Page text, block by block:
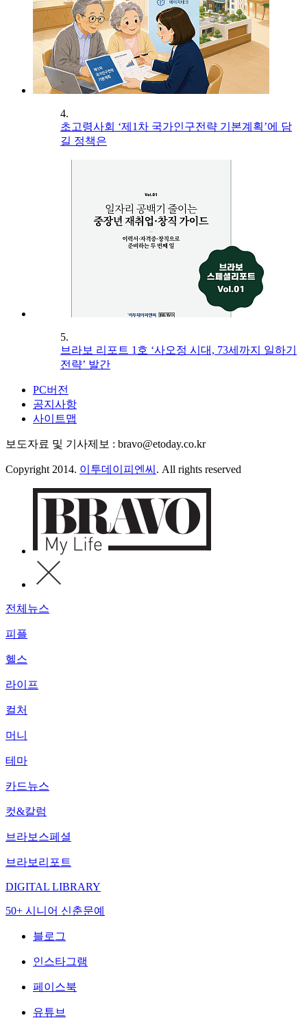
4.
초고령사회 ‘제1차 국가인구전략 기본계획’에 담
길 정책은
5.
브라보 리포트 1호 ‘사오정 시대, 73세까지 일하기
전략’ 발간
PC버전
공지사항
사이트맵
보도자료 및 기사제보 : bravo@etoday.co.kr
Copyright 2014. 이투데이피엔씨 . All rights reserved
전체뉴스
피플
헬스
라이프
컬처
머니
테마
카드뉴스
컷&칼럼
브라보스페셜
브라보리포트
DIGITAL LIBRARY
50+ 시니어 신춘문예
블로그
인스타그램
페이스북
유튜브